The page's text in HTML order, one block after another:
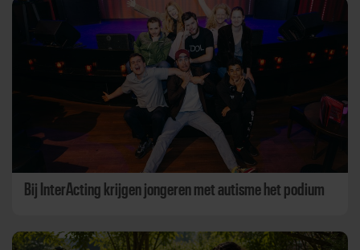
Bij InterActing krijgen jongeren met autisme het podium